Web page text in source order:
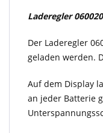
Laderegler
Der Laderegler
geladen werden.
Auf dem Display
an jeder Batterie